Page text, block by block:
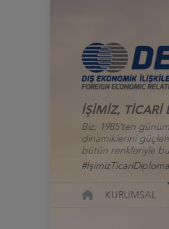
İŞİMİZ, TİCARİ
Biz, 1985’ten
dinamiklerini
bütün renkleriyle
KURUMSAL